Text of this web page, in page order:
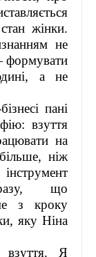
жінки.
не
формувати
а не
пані
взуття
на
ніж
що
з кроку
яку Ніна
Я